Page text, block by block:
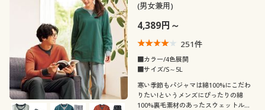
(男女兼用)
4,389円～
251件
■カラー/4色展開
■サイズ/S～5L
寒い季節もパジャマは綿100%にこだわ
りたい!というメンズにぴったりの綿
100%裏毛素材のあったスウェットルー